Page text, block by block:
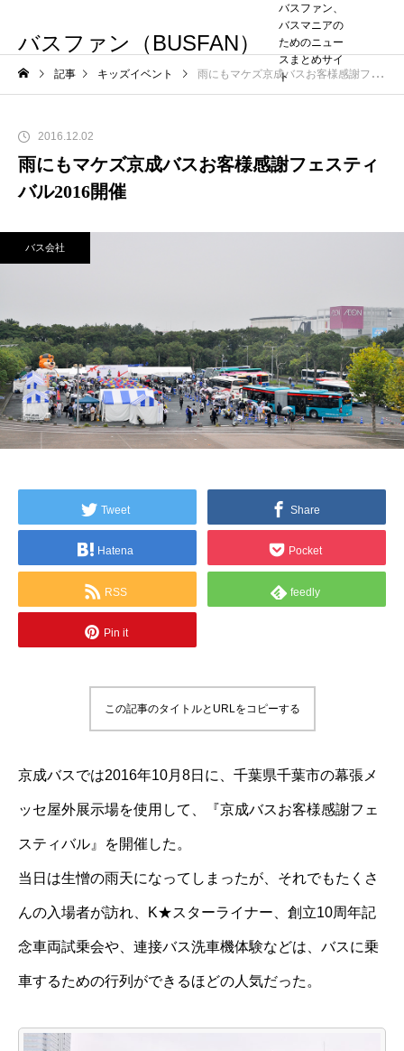
バスファン（BUSFAN）
バスファン、
バスマニアの
ためのニュー
スまとめサイ
ト
記事 キッズイベント 雨にもマケズ京成バスお客様感謝フェスティバル2016開催
2016.12.02
雨にもマケズ京成バスお客様感謝フェスティ
バル2016開催
バス会社
Tweet Share
Hatena Pocket
RSS feedly
Pin it
この記事のタイトルとURLをコピーする
京成バスでは2016年10月8日に、千葉県千葉市の幕張メ
ッセ屋外展示場を使用して、『京成バスお客様感謝フェ
スティバル』を開催した。
当日は生憎の雨天になってしまったが、それでもたくさ
んの入場者が訪れ、K★スターライナー、創立10周年記
念車両試乗会や、連接バス洗車機体験などは、バスに乗
車するための行列ができるほどの人気だった。